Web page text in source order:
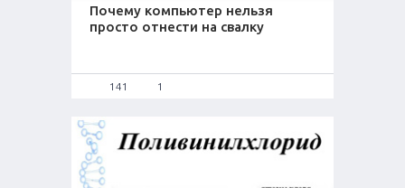
Почему компьютер нельзя
просто отнести на свалку
141 1